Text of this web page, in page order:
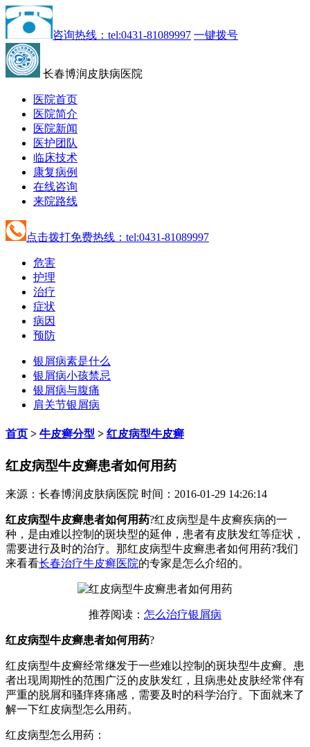
咨询热线：tel:0431-81089997 一键拨号
长春博润皮肤病医院
医院首页
医院简介
医院新闻
医护团队
临床技术
康复病例
在线咨询
来院路线
点击拨打免费热线：tel:0431-81089997
危害
护理
治疗
症状
病因
预防
银屑病素是什么
银屑病小孩禁忌
银屑病与腹痛
肩关节银屑病
首页 > 牛皮癣分型 > 红皮病型牛皮癣
红皮病型牛皮癣患者如何用药
来源：长春博润皮肤病医院 时间：2016-01-29 14:26:14
红皮病型牛皮癣患者如何用药?红皮病型是牛皮癣疾病的一
种，是由难以控制的斑块型的延伸，患者有皮肤发红等症状，
需要进行及时的治疗。那红皮病型牛皮癣患者如何用药?我们
来看看长春治疗牛皮癣医院的专家是怎么介绍的。
推荐阅读： 怎么治疗银屑病
红皮病型牛皮癣患者如何用药?
红皮病型牛皮癣经常继发于一些难以控制的斑块型牛皮癣。患
者出现周期性的范围广泛的皮肤发红，且病患处皮肤经常伴有
严重的脱屑和骚痒疼痛感，需要及时的科学治疗。下面就来了
解一下红皮病型怎么用药。
红皮病型怎么用药：